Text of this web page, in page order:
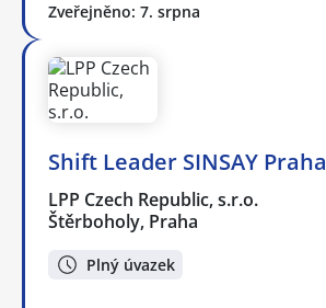
Zveřejněno: 7. srpna
Shift Leader SINSAY Praha
LPP Czech Republic, s.r.o.
Štěrboholy, Praha
Plný úvazek